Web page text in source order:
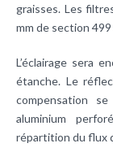
graisses. Les
mm de section 499
L’éclairage sera
étanche. Le
compensation
aluminium
répartition du flux